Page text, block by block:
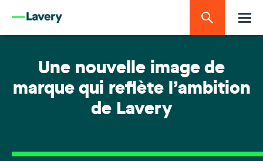
Une nouvelle image de
marque qui reflète l’ambition
de Lavery